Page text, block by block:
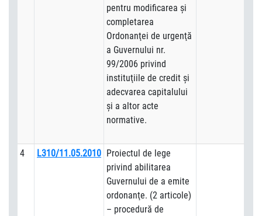
pentru modificarea şi
completarea
Ordonanţei de urgenţă
a Guvernului nr.
99/2006 privind
instituţiile de credit şi
adecvarea capitalului
şi a altor acte
normative.
4 L310/11.05.2010 Proiectul de lege
privind abilitarea
Guvernului de a emite
ordonanţe. (2 articole)
– procedură de